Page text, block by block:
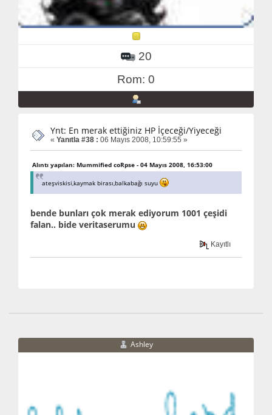
20
Rom: 0
Ynt: En merak ettiğiniz HP İçeceği/Yiyeceği
« Yanıtla #38 : 06 Mayıs 2008, 10:59:55 »
Alıntı yapılan: Mummified coRpse - 04 Mayıs 2008, 16:53:00
ateşviskisi,kaymak birası,balkabağı suyu
bende bunları çok merak ediyorum 1001 çeşidi
falan.. bide veritaserumu
Kayıtlı
Ashley